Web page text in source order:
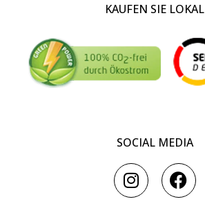
KAUFEN SIE LOKAL
SOCIAL MEDIA
I
n
s
F
a
c